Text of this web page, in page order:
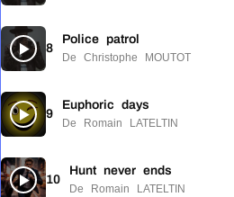
8
Police patrol
De Christophe MOUTOT
9
Euphoric days
De Romain LATELTIN
10
Hunt never ends
De Romain LATELTIN